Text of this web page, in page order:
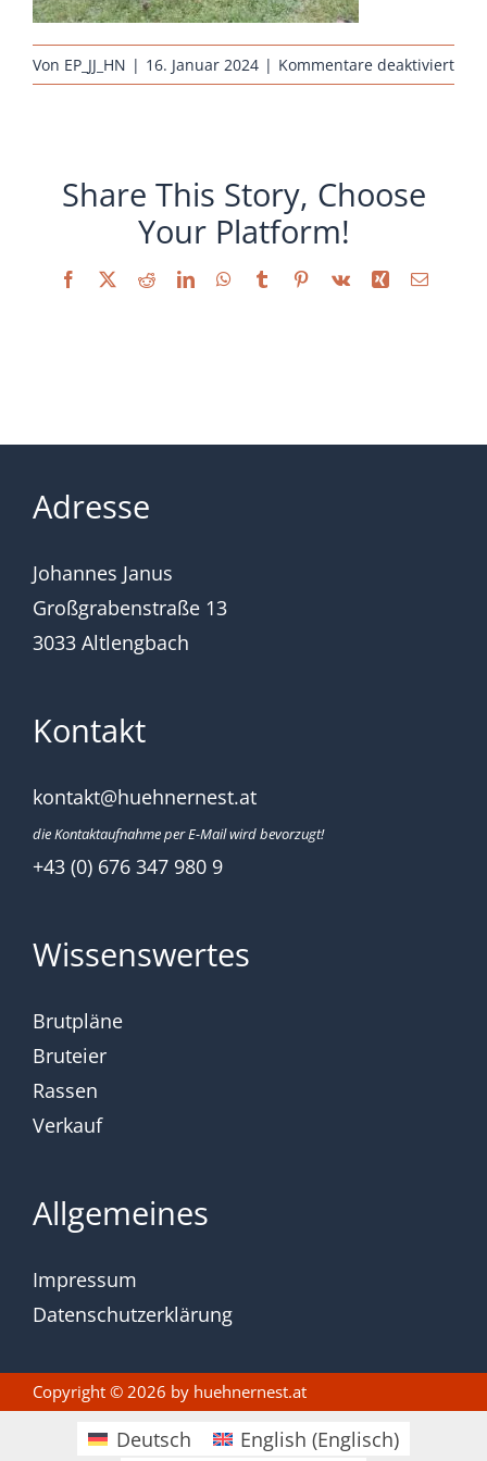
Sonstiges
Von EP_JJ_HN | 16. Januar 2024 | Kommentare deaktiviertfür
Share This Story, Choose
Your Platform!
Facebook
X RedditLinkedInWhatsApp
TumblrPinterest
Vk Xing E-
Adresse
Johannes Janus
Großgrabenstraße 13
3033 Altlengbach
Kontakt
kontakt@huehnernest.at
die Kontaktaufnahme per E-Mail wird bevorzugt!
+43 (0) 676 347 980 9
Wissenswertes
Brutpläne
Bruteier
Rassen
Verkauf
Allgemeines
Impressum
Datenschutzerklärung
Copyright © 2026 by huehnernest.at
Deutsch English (Englisch)